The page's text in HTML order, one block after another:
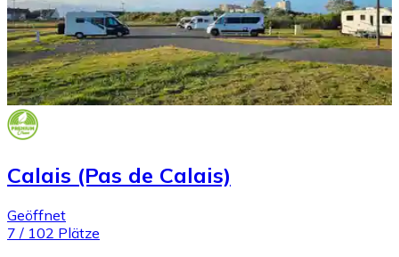
Calais (Pas de Calais)
Geöffnet
7 / 102 Plätze